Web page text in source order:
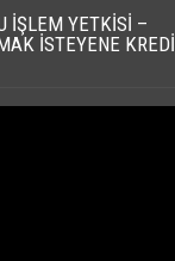
İŞLEM YETKISI –
İSTEYENE KREDI